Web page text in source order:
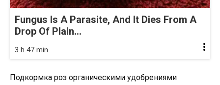
Fungus Is A Parasite, And It Dies From A
Drop Of Plain...
3 h 47 min
Подкормка роз органическими удобрениями